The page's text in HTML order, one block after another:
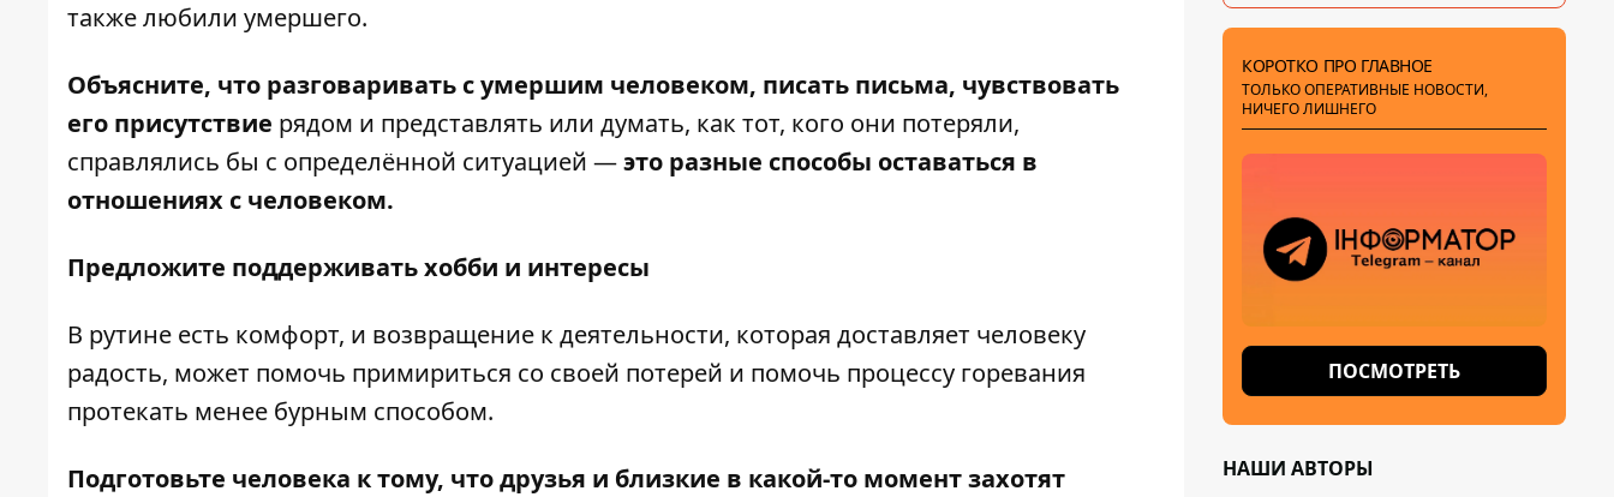
также любили умершего.
Объясните, что разговаривать с умершим человеком, писать письма, чувствовать
его присутствие рядом и представлять или думать, как тот, кого они потеряли,
справлялись бы с определённой ситуацией —это разные способы оставаться в
отношениях с человеком.
Предложите поддерживать хобби и интересы
В рутине есть комфорт, и возвращение к деятельности, которая доставляет человеку
радость, может помочь примириться со своей потерей и помочь процессу горевания
протекать менее бурным способом.
Подготовьте человека к тому, что друзья и близкие в какой-то момент захотят
КОРОТКО ПРО ГЛАВНОЕ
ТОЛЬКО ОПЕРАТИВНЫЕ НОВОСТИ,
НИЧЕГО ЛИШНЕГО
ПОСМОТРЕТЬ
НАШИ АВТОРЫ